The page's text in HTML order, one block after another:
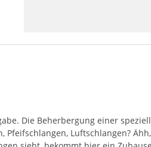
Die Beherbergung einer
Pfeifschlangen, Luftschlangen? Ähh,